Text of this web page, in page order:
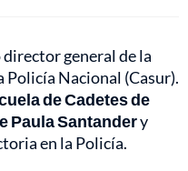
general de la
Policía Nacional (Casur).
de Cadetes de
Paula Santandery
en la Policía.